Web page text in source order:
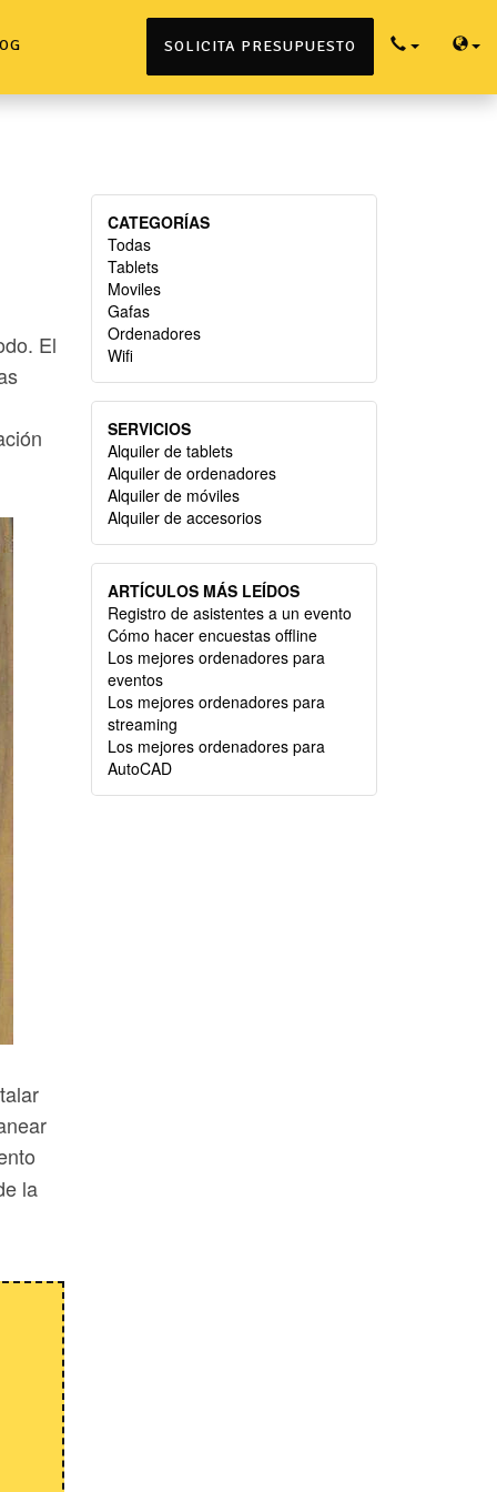
SOLICITA PRESUPUESTO
El
la
CATEGORÍAS
Todas
Tablets
Moviles
Gafas
Ordenadores
Wifi
SERVICIOS
Alquiler de tablets
Alquiler de ordenadores
Alquiler de móviles
Alquiler de accesorios
ARTÍCULOS MÁS LEÍDOS
Registro de asistentes a un evento
Cómo hacer encuestas offline
Los mejores ordenadores para
eventos
Los mejores ordenadores para
streaming
Los mejores ordenadores para
AutoCAD